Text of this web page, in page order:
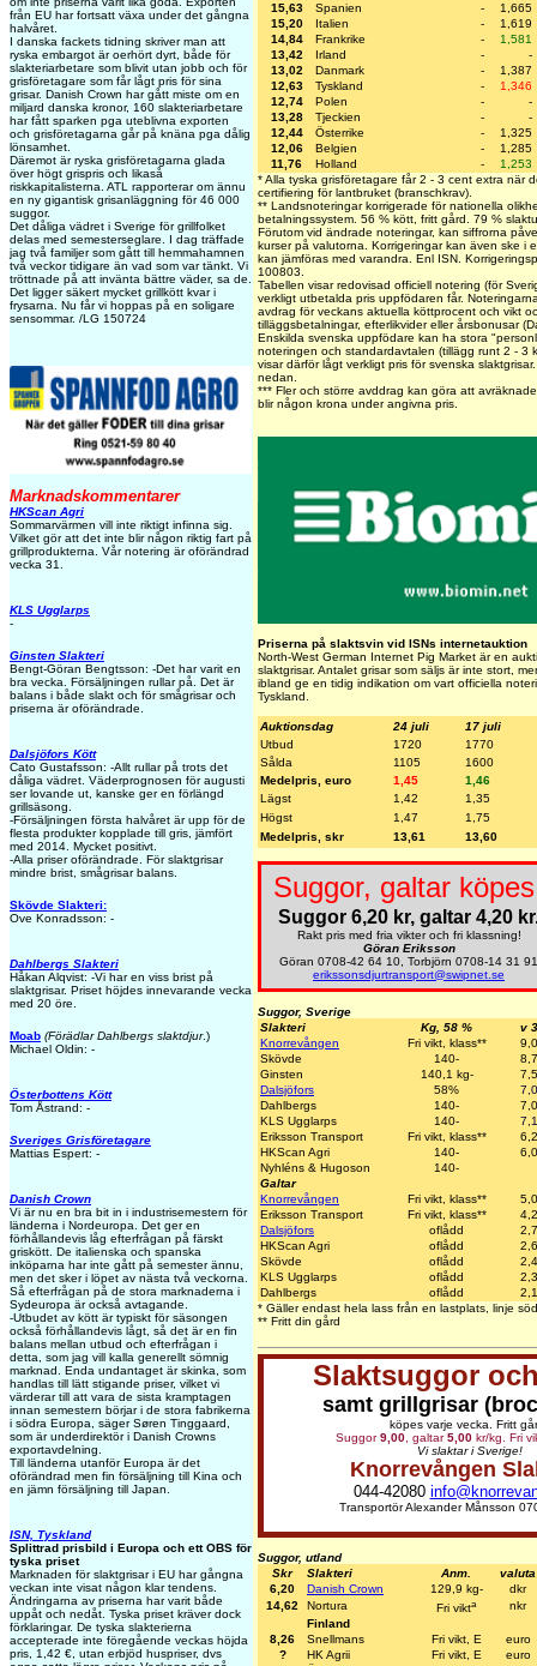
från EU har fortsatt växa under det gångna
halvåret.
I danska fackets tidning skriver man att
ryska embargot är oerhört dyrt, både för
slakteriarbetare som blivit utan jobb och för
grisföretagare som får lågt pris för sina
grisar. Danish Crown har gått miste om en
miljard danska kronor, 160 slakteriarbetare
har fått sparken pga uteblivna exporten
och grisföretagarna går på knäna pga dålig
lönsamhet.
Däremot är ryska grisföretagarna glada
över högt grispris och likaså
riskkapitalisterna. ATL rapporterar om ännu
en ny gigantisk grisanläggning för 46 000
suggor.
Det dåliga vädret i Sverige för grillfolket
delas med semesterseglare. I dag träffade
jag två familjer som gått till hemmahamnen
två veckor tidigare än vad som var tänkt. Vi
tröttnade på att invänta bättre väder, sa de.
Det ligger säkert mycket grillkött kvar i
frysarna. Nu får vi hoppas på en soligare
sensommar. /LG 150724
Marknadskommentarer
HKScan Agri
Sommarvärmen vill inte riktigt infinna sig.
Vilket gör att det inte blir någon riktig fart på
grillprodukterna. Vår notering är oförändrad
vecka 31.
KLS Ugglarps
-
Ginsten Slakteri
Bengt-Göran Bengtsson: -Det har varit en
bra vecka. Försäljningen rullar på. Det är
balans i både slakt och för smågrisar och
priserna är oförändrade.
Dalsjöfors Kött
Cato Gustafsson: -Allt rullar på trots det
dåliga vädret. Väderprognosen för augusti
ser lovande ut, kanske ger en förlängd
grillsäsong.
-Försäljningen första halvåret är upp för de
flesta produkter kopplade till gris, jämfört
med 2014. Mycket positivt.
-Alla priser oförändrade. För slaktgrisar
mindre brist, smågrisar balans.
Skövde Slakteri:
Ove Konradsson: -
Dahlbergs Slakteri
Håkan Alqvist: -Vi har en viss brist på
slaktgrisar. Priset höjdes innevarande vecka
med 20 öre.
Moab (Förädlar Dahlbergs slaktdjur.)
Michael Oldin: -
Österbottens Kött
Tom Åstrand: -
Sveriges Grisföretagare
Mattias Espert: -
Danish Crown
Vi är nu en bra bit in i industrisemestern för
länderna i Nordeuropa. Det ger en
förhållandevis låg efterfrågan på färskt
griskött. De italienska och spanska
inköparna har inte gått på semester ännu,
men det sker i löpet av nästa två veckorna.
Så efterfrågan på de stora marknaderna i
Sydeuropa är också avtagande.
-Utbudet av kött är typiskt för säsongen
också förhållandevis lågt, så det är en fin
balans mellan utbud och efterfrågan i
detta, som jag vill kalla generellt sömnig
marknad. Enda undantaget är skinka, som
handlas till lätt stigande priser, vilket vi
värderar till att vara de sista kramptagen
innan semestern börjar i de stora fabrikerna
i södra Europa, säger Søren Tinggaard,
som är underdirektör i Danish Crowns
exportavdelning.
Till länderna utanför Europa är det
oförändrad men fin försäljning till Kina och
en jämn försäljning till Japan.
ISN, Tyskland
Splittrad prisbild i Europa och ett OBS för
tyska priset
Marknaden för slaktgrisar i EU har gångna
veckan inte visat någon klar tendens.
Ändringarna av priserna har varit både
uppåt och nedåt. Tyska priset kräver dock
förklaringar. De tyska slakterierna
accepterade inte föregående veckas höjda
pris, 1,42 €, utan erbjöd huspriser, dvs
15,63
Spanien -
1,665
15,20
Italien -
1,619
14,84
Frankrike -
1,581
13,42
Irland -
-
13,02
Danmark -
1,387
12,63
Tyskland -
1,346
12,74
Polen -
-
13,28
Tjeckien -
-
12,44
Österrike -
1,325
12,06
Belgien -
1,285
11,76
Holland -
1,253
* Alla tyska grisföretagare får 2 - 3 cent extra när
certifiering för lantbruket (branschkrav).
** Landsnoteringar korrigerade för nationella
betalningssystem. 56 % kött, fritt gård. 79 %
Förutom vid ändrade noteringar, kan siffrorna
kurser på valutorna. Korrigeringar kan även ske i
kan jämföras med varandra. Enl ISN.
100803.
Tabellen visar redovisad officiell notering (för
verkligt utbetalda pris uppfödaren får.
avdrag för veckans aktuella köttprocent och vikt
tilläggsbetalningar, efterlikvider eller årsbonusar
Enskilda svenska uppfödare kan ha stora
noteringen och standardavtalen (tillägg runt 2 - 3
visar därför lågt verkligt pris för svenska
nedan.
*** Fler och större avddrag kan göra att
blir någon krona under angivna pris.
Priserna på slaktsvin vid ISNs internetauktion
North-West German Internet Pig Market är en
slaktgrisar. Antalet grisar som säljs är inte stort,
ibland ge en tidig indikation om vart officiella
Tyskland.
Auktionsdag 24 juli
17 juli
Utbud
1720
1770
Sålda
1105
1600
Medelpris, euro
1,45
1,46
Lägst
1,42
1,35
Högst
1,47
1,75
Medelpris, skr
13,61 13,60
Suggor, galtar
Suggor 6,20 kr, galtar 4,20
Rakt pris med fria vikter och fri klassning!
Göran Eriksson
Göran 0708-42 64 10, Torbjörn 0708-14 31 91
erikssonsdjurtransport@swipnet.se
Suggor, Sverige
Slakteri
Kg, 58 %
v
Knorrevången
Fri vikt, klass**
Skövde
140-
Ginsten
140,1 kg-
Dalsjöfors
58%
Dahlbergs
140-
KLS Ugglarps
140-
Eriksson Transport
Fri vikt, klass**
HKScan Agri
140-
Nyhléns & Hugoson
140-
Galtar
Knorrevången
Fri vikt, klass**
Eriksson Transport
Fri vikt, klass**
Dalsjöfors
oflådd
HKScan Agri
oflådd
Skövde
oflådd
KLS Ugglarps
oflådd
Dahlbergs
oflådd
* Gäller endast hela lass från en lastplats, linje
** Fritt din gård
Slaktsuggor
samt grillgrisar
köpes varje vecka. Fritt
Suggor9,00 , galtar5,00 kr/kg. Fri
Vi slaktar i Sverige!
Knorrevången
044-42080
Transportör Alexander Månsson
Suggor, utland
Skr
Slakteri Anm.
valuta
6,20
Danish Crown 129,9 kg-
dkr
14,62
Nortura Fri vikta
nkr
Finland
8,26
Snellmans Fri vikt, E
euro
?
HK Agrii Fri vikt, E
euro